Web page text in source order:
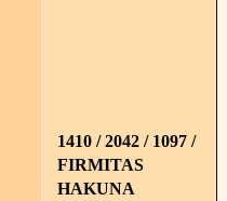
1410 / 2042 / 1097 /
FIRMITAS
HAKUNA